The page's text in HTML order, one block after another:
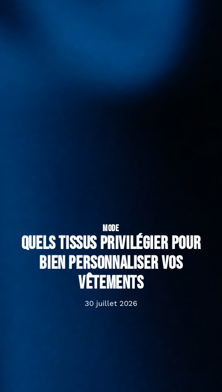
MODE
Quels tissus privilégier pour
bien personnaliser vos
vêtements
30 juillet 2026